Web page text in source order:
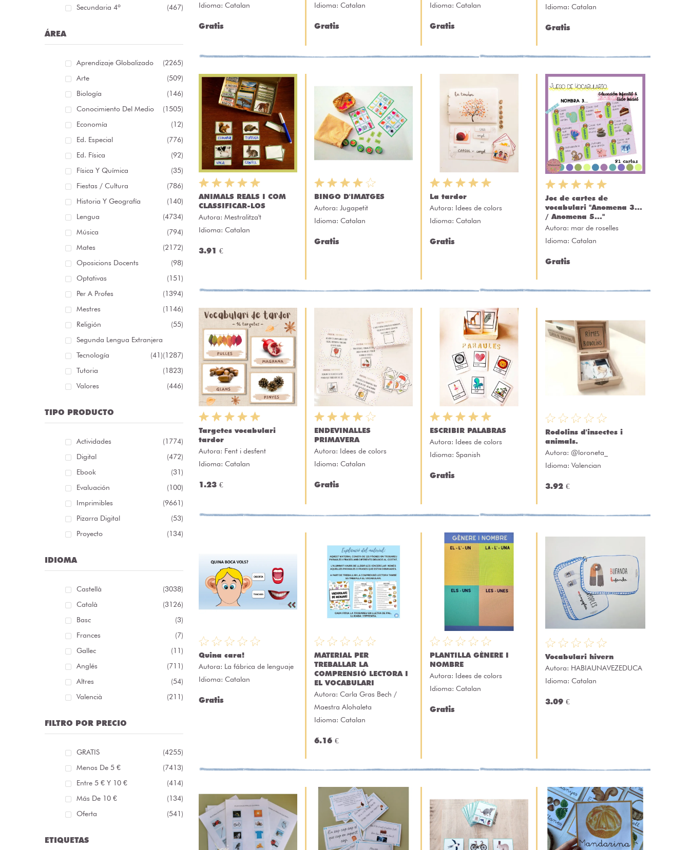
Secundaria 4º
(467)
ÁREA
Aprendizaje Globalizado
(2265)
Arte
(509)
Biología
(146)
Conocimiento Del Medio
(1505)
Economía
(12)
Ed. Especial
(776)
Ed. Física
(92)
Física Y Química
(35)
Fiestas / Cultura
(786)
Historia Y Geografía
(140)
Lengua
(4734)
Música
(794)
Mates
(2172)
Oposicions Docents
(98)
Optativas
(151)
Per A Profes
(1394)
Mestres
(1146)
Religión
(55)
Segunda Lengua Extranjera
(1287)
Tecnología
(41)
Tutoria
(1823)
Valores
(446)
TIPO PRODUCTO
Actividades
(1774)
Digital
(472)
Ebook
(31)
Evaluación
(100)
Imprimibles
(9661)
Pizarra Digital
(53)
Proyecto
(134)
IDIOMA
Castellà
(3038)
Català
(3126)
Basc
(3)
Frances
(7)
Gallec
(11)
Anglés
(711)
Altres
(54)
Valencià
(211)
FILTRO POR PRECIO
GRATIS
(4255)
Menos De 5 €
(7413)
Entre 5 € Y 10 €
(414)
Más De 10 €
(134)
Oferta
(541)
ETIQUETAS
Idioma: Catalan
Gratis
Idioma: Catalan
Gratis
Idioma: Catalan
Gratis
Idioma: Catalan
Gratis
ANIMALS REALS I COM
CLASSIFICAR-LOS
Autora: Mestralitza't
Idioma: Catalan
3.91 €
BINGO D'IMATGES
Autora: Jugapetit
Idioma: Catalan
Gratis
La tardor
Autora: Idees de colors
Idioma: Catalan
Gratis
Joc de cartes de
vocabulari "Anomena 3...
/ Anomena 5..."
Autora: mar de roselles
Idioma: Catalan
Gratis
Targetes vocabulari
tardor
Autora: Fent i desfent
Idioma: Catalan
1.23 €
ENDEVINALLES
PRIMAVERA
Autora: Idees de colors
Idioma: Catalan
Gratis
ESCRIBIR PALABRAS
Autora: Idees de colors
Idioma: Spanish
Gratis
Rodolins d'insectes i
animals.
Autora: @loroneta_
Idioma: Valencian
3.92 €
Quina cara!
Autora: La fábrica de lenguaje
Idioma: Catalan
Gratis
MATERIAL PER
TREBALLAR LA
COMPRENSIÓ LECTORA I
EL VOCABULARI
Autora: Carla Gras Bech /
Maestra Alohaleta
Idioma: Catalan
6.16 €
PLANTILLA GÈNERE I
NOMBRE
Autora: Idees de colors
Idioma: Catalan
Gratis
Vocabulari hivern
Autora: HABIAUNAVEZEDUCA
Idioma: Catalan
3.09 €